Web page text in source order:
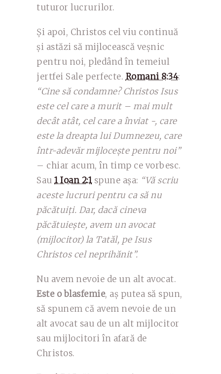
tuturor lucrurilor.
Și apoi, Christos cel viu continuă
și astăzi să mijlocească veșnic
pentru noi, pledând în temeiul
jertfei Sale perfecte. Romani 8:34:
“Cine să condamne? Christos Isus
este cel care a murit – mai mult
decât atât, cel care a înviat -, care
este la dreapta lui Dumnezeu, care
într-adevăr mijlocește pentru noi”
– chiar acum, în timp ce vorbesc.
Sau 1 Ioan 2:1spune așa: “Vă scriu
aceste lucruri pentru ca să nu
păcătuiți. Dar, dacă cineva
păcătuiește, avem un avocat
(mijlocitor) la Tatăl, pe Isus
Christos cel neprihănit”.
Nu avem nevoie de un alt avocat.
Este o blasfemie, aș putea să spun,
să spunem că avem nevoie de un
alt avocat sau de un alt mijlocitor
sau mijlocitori în afară de
Christos.